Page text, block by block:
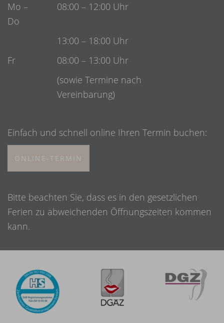
Mo –
Do
08:00 – 12:00 Uhr
13:00 – 18:00 Uhr
Fr
08:00 – 13:00 Uhr
(sowie Termine nach
Vereinbarung)
Einfach und schnell online Ihren Termin buchen:
ONLINE-TERMIN
Bitte beachten Sie, dass es in den gesetzlichen
Ferien zu abweichenden Öffnungszeiten kommen
kann.